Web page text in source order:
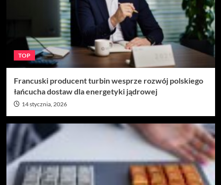
TOP
Francuski producent turbin wesprze rozwój polskiego
łańcucha dostaw dla energetyki jądrowej
14 stycznia, 2026